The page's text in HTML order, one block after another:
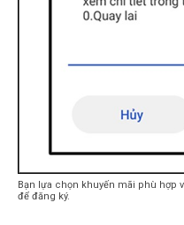
Bạn lựa chọn khuyến mãi phù hợp
để đăng ký.